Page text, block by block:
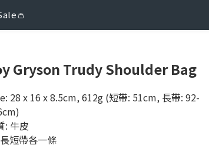
Gryson Trudy Shoulder Bag
28 x 16 x 8.5cm, 612g (短帶: 51cm, 長帶: 92-
: 牛皮
短帶各一條